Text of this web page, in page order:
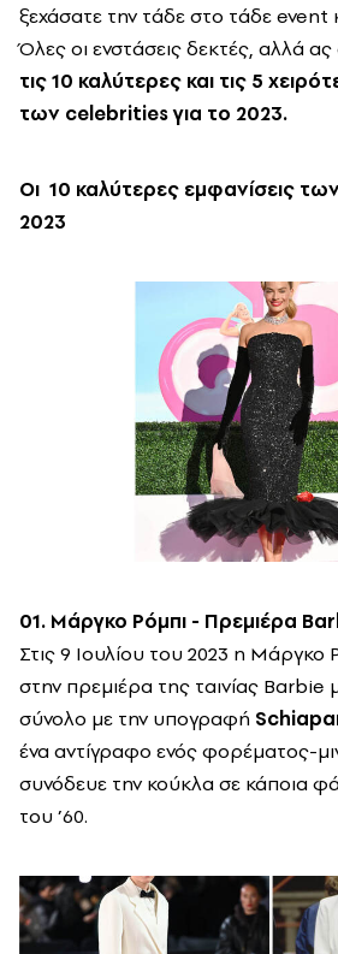
ξεχάσατε την τάδε στο τάδε event
Όλες οι ενστάσεις δεκτές, αλλά
τις 10 καλύτερες και τις 5
των celebrities για το 2023.
Οι 10 καλύτερες εμφανίσεις
2023
01. Μάργκο Ρόμπι - Πρεμιέρα
Στις 9 Ιουλίου του 2023 η
στην πρεμιέρα της ταινίας Barbie
σύνολο με την υπογραφή
ένα αντίγραφο ενός φορέματος-
συνόδευε την κούκλα σε κάποια
του ’60.